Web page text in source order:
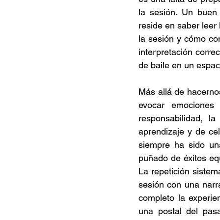
la sesión. Un buen
reside en saber
la sesión y cómo
interpretación
de baile en un
Más allá de
evocar
responsabilidad,
aprendizaje y de
siempre ha sido
puñado de éxitos
La repetición
sesión con una
completo la
una postal del